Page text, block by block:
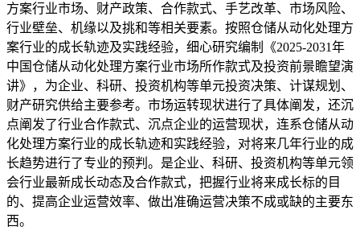
方案行业市场、财产政策、合作款式、手艺改革、市场风险、
行业壁垒、机缘以及挑和等相关要素。按照仓储从动化处理方
案行业的成长轨迹及实践经验，细心研究编制《2025-2031年
中国仓储从动化处理方案行业市场所作款式及投资前景瞻望演
讲》，为企业、科研、投资机构等单元投资决策、计谋规划、
财产研究供给主要参考。市场运转现状进行了具体阐发，还沉
点阐发了行业合作款式、沉点企业的运营现状，连系仓储从动
化处理方案行业的成长轨迹和实践经验，对将来几年行业的成
长趋势进行了专业的预判。是企业、科研、投资机构等单元领
会行业最新成长动态及合作款式，把握行业将来成长标的目
的、提高企业运营效率、做出准确运营决策不成或缺的主要东
西。